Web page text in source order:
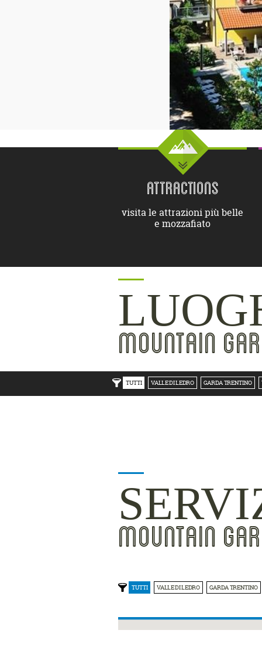
ATTRACTIONS
visita le attrazioni più belle
e mozzafiato
MOUNTAIN
TUTTI VALLE DI LEDRO GARDA TRENTINO
MOUNTAIN
TUTTI VALLE DI LEDRO GARDA TRENTINO